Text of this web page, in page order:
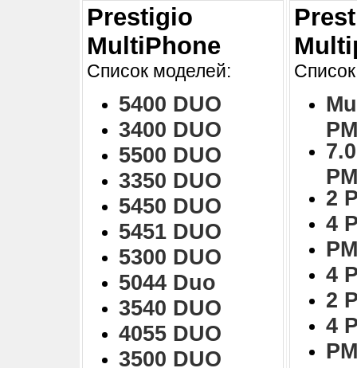
Prestigio
MultiPhone
Список моделей:
5400 DUO
3400 DUO
5500 DUO
3350 DUO
5450 DUO
5451 DUO
5300 DUO
5044 Duo
3540 DUO
4055 DUO
3500 DUO
2
4
4
2
4